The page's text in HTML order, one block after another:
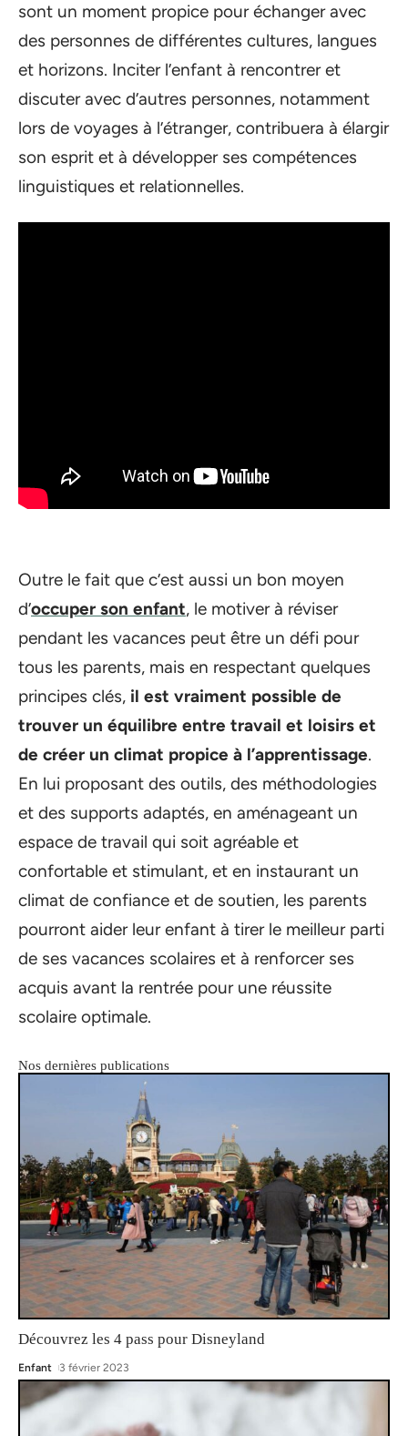
sont un moment propice pour échanger avec
des personnes de différentes cultures, langues
et horizons. Inciter l’enfant à rencontrer et
discuter avec d’autres personnes, notamment
lors de voyages à l’étranger, contribuera à élargir
son esprit et à développer ses compétences
linguistiques et relationnelles.
Outre le fait que c’est aussi un bon moyen
d’occuper son enfant, le motiver à réviser
pendant les vacances peut être un défi pour
tous les parents, mais en respectant quelques
principes clés, il est vraiment possible de
trouver un équilibre entre travail et loisirs et
de créer un climat propice à l’apprentissage.
En lui proposant des outils, des méthodologies
et des supports adaptés, en aménageant un
espace de travail qui soit agréable et
confortable et stimulant, et en instaurant un
climat de confiance et de soutien, les parents
pourront aider leur enfant à tirer le meilleur parti
de ses vacances scolaires et à renforcer ses
acquis avant la rentrée pour une réussite
scolaire optimale.
Nos dernières publications
Découvrez les 4 pass pour Disneyland
Enfant 3 février 2023